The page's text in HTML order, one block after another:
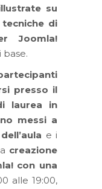
su
di
Joomla!
base.
presso il
laurea in
messi a
e i
creazione
con una
alle 19:00,